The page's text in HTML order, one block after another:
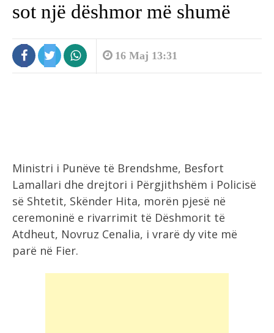
sot një dëshmor më shumë
16 Maj 13:31
Ministri i Punëve të Brendshme, Besfort
Lamallari dhe drejtori i Përgjithshëm i Policisë
së Shtetit, Skënder Hita, morën pjesë në
ceremoninë e rivarrimit të Dëshmorit të
Atdheut, Novruz Cenalia, i vrarë dy vite më
parë në Fier.